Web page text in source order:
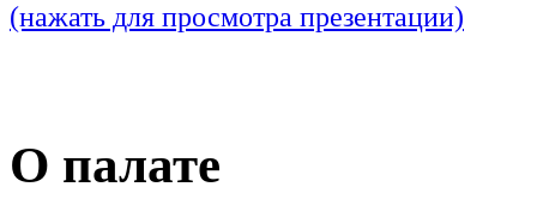
(нажать для просмотра презентации)
О палате